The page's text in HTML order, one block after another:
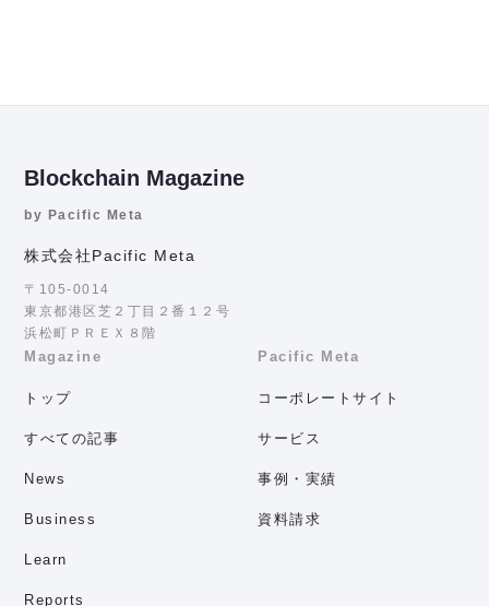
Blockchain Magazine
by Pacific Meta
株式会社Pacific Meta
〒105-0014
東京都港区芝２丁目２番１２号
浜松町ＰＲＥＸ８階
Magazine
トップ
すべての記事
News
Business
Learn
Reports
Pacific Meta
コーポレートサイト
サービス
事例・実績
資料請求